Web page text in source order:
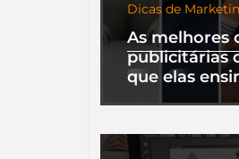
As melhores
publicitárias
que elas
Dicas de